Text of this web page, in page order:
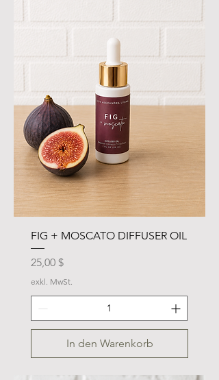
FIG + MOSCATO DIFFUSER OIL
Preis
25,00 $
exkl. MwSt.
In den Warenkorb